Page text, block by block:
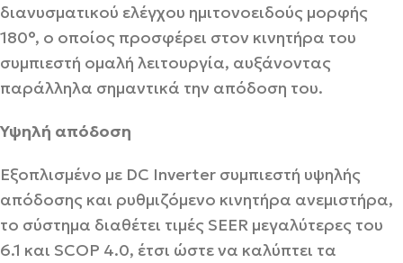
διανυσματικού ελέγχου ημιτονοειδούς μορφής
180°, ο οποίος προσφέρει στον κινητήρα του
συμπιεστή ομαλή λειτουργία, αυξάνοντας
παράλληλα σημαντικά την απόδοση του.
Υψηλή απόδοση
Εξοπλισμένο με DC Inverter συμπιεστή υψηλής
απόδοσης και ρυθμιζόμενο κινητήρα ανεμιστήρα,
το σύστημα διαθέτει τιμές SEER μεγαλύτερες του
6.1 και SCOP 4.0, έτσι ώστε να καλύπτει τα